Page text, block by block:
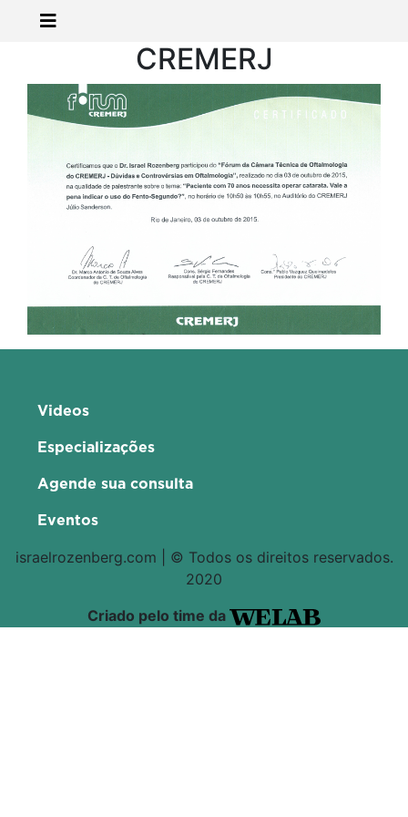
CREMERJ
Videos
Especializações
Agende sua consulta
Eventos
israelrozenberg.com | © Todos os direitos reservados.
2020
Criado pelo time da